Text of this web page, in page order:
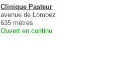
Clinique Pasteur
avenue de Lombez
635 mètres
Ouvert en continu